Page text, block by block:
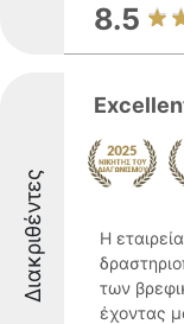
8.5
Διακριθέντες
Η
των
έχοντας